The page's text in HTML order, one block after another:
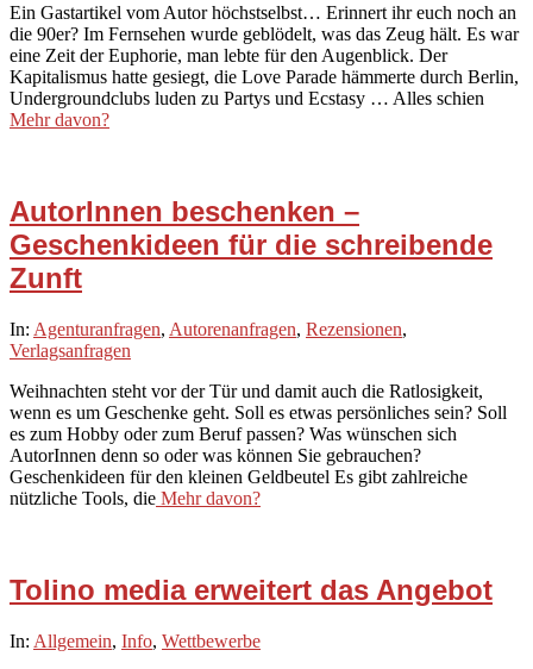
Ein Gastartikel vom Autor höchstselbst… Erinnert ihr euch noch an
die 90er? Im Fernsehen wurde geblödelt, was das Zeug hält. Es war
eine Zeit der Euphorie, man lebte für den Augenblick. Der
Kapitalismus hatte gesiegt, die Love Parade hämmerte durch Berlin,
Undergroundclubs luden zu Partys und Ecstasy … Alles schien
Mehr davon?
AutorInnen beschenken –
Geschenkideen für die schreibende
Zunft
2021-
11-
In: Agenturanfragen, Autorenanfragen, Rezensionen,
Verlagsanfragen
Weihnachten steht vor der Tür und damit auch die Ratlosigkeit,
wenn es um Geschenke geht. Soll es etwas persönliches sein? Soll
es zum Hobby oder zum Beruf passen? Was wünschen sich
AutorInnen denn so oder was können Sie gebrauchen?
Geschenkideen für den kleinen Geldbeutel Es gibt zahlreiche
nützliche Tools, die Mehr davon?
Tolino media erweitert das Angebot
2021-
In: Allgemein, Info, Wettbewerbe